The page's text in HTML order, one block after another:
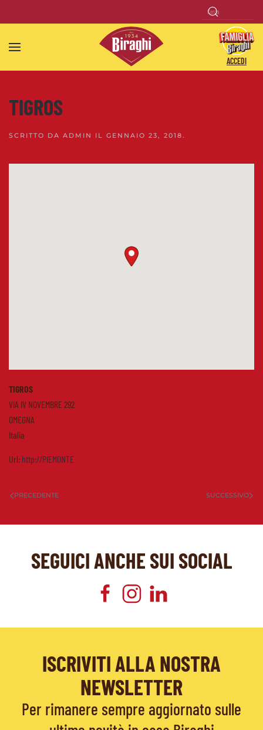
Skip to main content
ACCEDI
TIGROS
SCRITTO DA ADMIN IL GENNAIO 23, 2018.
TIGROS
VIA IV NOVEMBRE 292
OMEGNA
Italia
Url: http://PIEMONTE
PRECEDENTE SUCCESSIVO
SEGUICI ANCHE SUI SOCIAL
ISCRIVITI ALLA NOSTRA
NEWSLETTER
Per rimanere sempre aggiornato sulle